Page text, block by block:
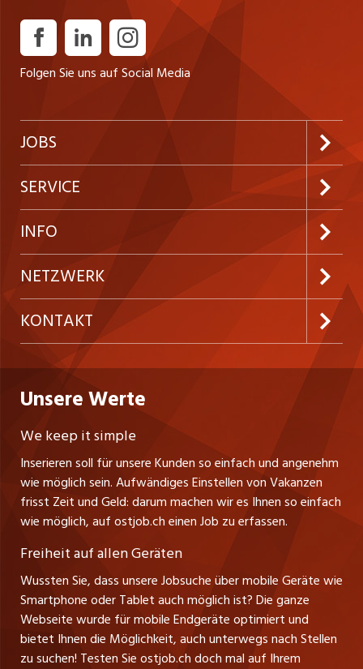
Folgen Sie uns auf Social Media
JOBS
Jobabo abonnieren
Neue Stellen
Festanstellungen
Temporäre Jobs
Freelance Jobs
Praktika
Lehrstellen
Führungspositionen
Management / Kader-Jobs
Berufsgruppen
Top-Regionen
Jobline
SERVICE
Kundenlogin
Inserieren
Firmen
Personalvermittler
INFO
Preise & Leistungen
AGB
Datenschutzerklärung
Nutzungsbedingungen
Stellenmeldepflicht
Schnittstelle
Impressum
NETZWERK
westjob.at
nicejob.de
myjob.ch
zentraljob.ch
jobbasel.ch
jobbern.ch
jobmittelland.ch
jobzüri.ch
schaffu.ch (VS)
ajourjob.ch
KONTAKT
CH Media Classifieds AG
Fürstenlandstrasse 122
CH-9001 St. Gallen
Tel. +41 71 272 73 80
info@ostjob.ch/inserate@ostjob.ch
Henrik Jasek
Leiter ostjob.ch
Fredy Pillinger
Verkauf und Beratung
Christoph Walzl
Verkauf und Beratung
Unsere Werte
We keep it simple
Inserieren soll für unsere Kunden so einfach und angenehm
wie möglich sein. Aufwändiges Einstellen von Vakanzen
frisst Zeit und Geld: darum machen wir es Ihnen so einfach
wie möglich, auf ostjob.ch einen Job zu erfassen.
Freiheit auf allen Geräten
Wussten Sie, dass unsere Jobsuche über mobile Geräte wie
Smartphone oder Tablet auch möglich ist? Die ganze
Webseite wurde für mobile Endgeräte optimiert und
bietet Ihnen die Möglichkeit, auch unterwegs nach Stellen
zu suchen! Testen Sie ostjob.ch doch mal auf Ihrem